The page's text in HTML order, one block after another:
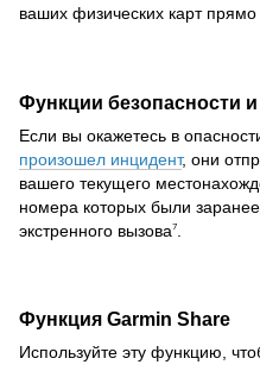
ваших физических карт прямо
Функции безопасности
Если вы окажетесь в
произошел инцидент, они
вашего текущего
номера которых были
экстренного вызова7
Функция Garmin Share
Используйте эту функцию,